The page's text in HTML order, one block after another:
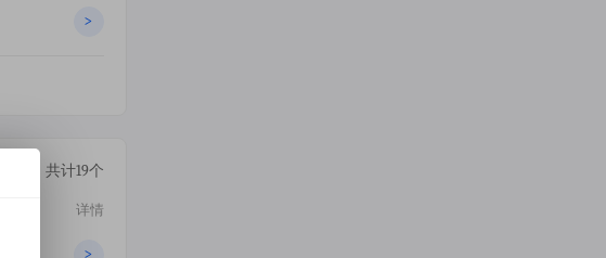
>
共计19个
详情
>